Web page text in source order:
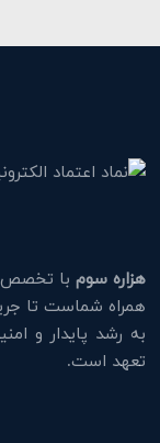
هزاره سوم با تخصص
همراه شماست تا
به رشد پایدار و
تعهد است.